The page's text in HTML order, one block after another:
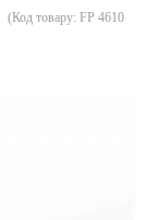
(Код товару: FP 4610